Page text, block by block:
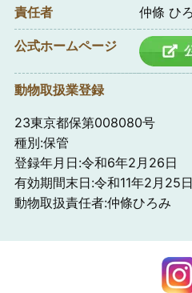
責任者 仲條 ひ
公式ホームページ
動物取扱業登録
23東京都保第008080号
種別:保管
登録年月日:令和6年2月26日
有効期間末日:令和11年2月25日
動物取扱責任者:仲條ひろみ